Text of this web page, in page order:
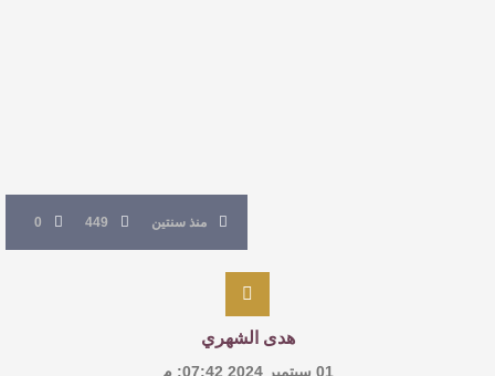
منذ سنتين 449
0
هدى الشهري
01 سبتمبر 2024 07:42: م